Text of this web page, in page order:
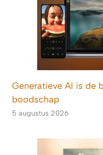
Generatieve AI is de
boodschap
5 augustus 2026